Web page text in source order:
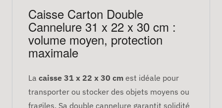
Caisse Carton Double
Cannelure 31 x 22 x 30 cm :
volume moyen, protection
maximale
La caisse 31 x 22 x 30 cm est idéale pour
transporter ou stocker des objets moyens ou
fragiles. Sa double cannelure garantit solidité